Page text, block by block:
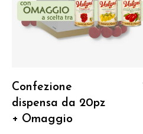
Confezione
dispensa da 20pz
+ Omaggio